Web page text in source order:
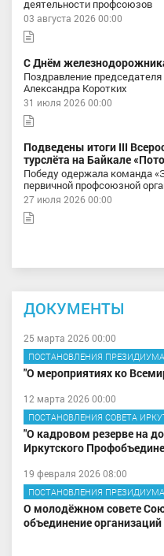
деятельности профсоюзов
03 августа 2026 00:00
С Днём
Поздравление
Александра Коротких
31 июля 2026 00:00
Подведены итоги III
турслёта на Байкале
Победу одержала команда
первичной профсоюзной
27 июля 2026 00:00
ДОКУМЕНТЫ
25 марта 2026 00:00
ПОСТАНОВЛЕНИЯ
"О мероприятиях ко
12 марта 2026 00:00
ПОСТАНОВЛЕНИЯ СОВЕТА
"О кадровом резерве на
Иркутского
19 февраля 2026 08:00
ПОСТАНОВЛЕНИЯ
О молодёжном совете
объединение